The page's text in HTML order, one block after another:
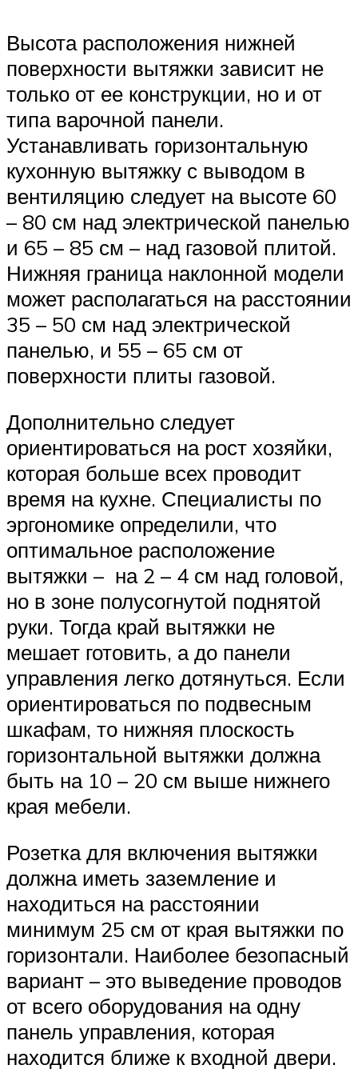
Высота расположения нижней
поверхности вытяжки зависит не
только от ее конструкции, но и от
типа варочной панели.
Устанавливать горизонтальную
кухонную вытяжку с выводом в
вентиляцию следует на высоте 60
– 80 см над электрической панелью
и 65 – 85 см – над газовой плитой.
Нижняя граница наклонной модели
может располагаться на расстоянии
35 – 50 см над электрической
панелью, и 55 – 65 см от
поверхности плиты газовой.
Дополнительно следует
ориентироваться на рост хозяйки,
которая больше всех проводит
время на кухне. Специалисты по
эргономике определили, что
оптимальное расположение
вытяжки – на 2 – 4 см над головой,
но в зоне полусогнутой поднятой
руки. Тогда край вытяжки не
мешает готовить, а до панели
управления легко дотянуться. Если
ориентироваться по подвесным
шкафам, то нижняя плоскость
горизонтальной вытяжки должна
быть на 10 – 20 см выше нижнего
края мебели.
Розетка для включения вытяжки
должна иметь заземление и
находиться на расстоянии
минимум 25 см от края вытяжки по
горизонтали. Наиболее безопасный
вариант – это выведение проводов
от всего оборудования на одну
панель управления, которая
находится ближе к входной двери.